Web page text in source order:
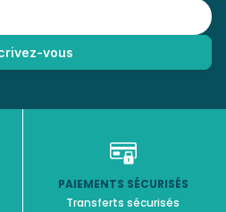
PAIEMENTS SÉCURISÉS
Transferts sécurisés